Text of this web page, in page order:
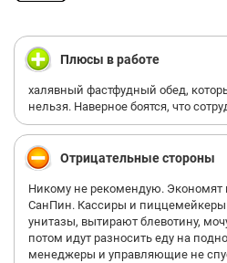
Плюсы в работе
халявный фастфудный обед,
нельзя. Наверное боятся, что
Отрицательные стороны
Никому не рекомендую. Экономят
СанПин. Кассиры и
унитазы, вытирают блевотину,
потом идут разносить еду на
менеджеры и управляющие не